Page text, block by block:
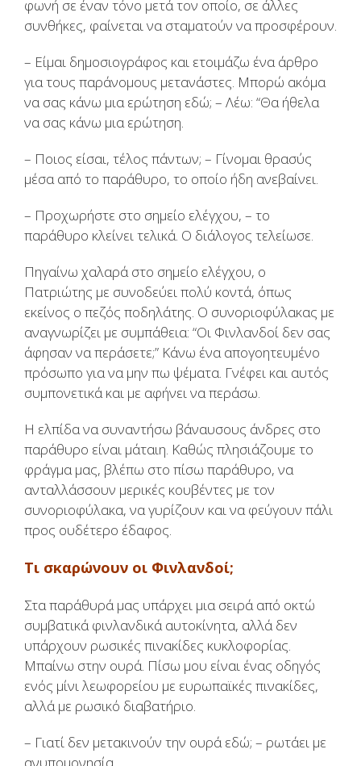
φωνή σε έναν τόνο μετά τον οποίο, σε άλλες
συνθήκες, φαίνεται να σταματούν να προσφέρουν.
– Είμαι δημοσιογράφος και ετοιμάζω ένα άρθρο
για τους παράνομους μετανάστες. Μπορώ ακόμα
να σας κάνω μια ερώτηση εδώ; – Λέω: “Θα ήθελα
να σας κάνω μια ερώτηση.
– Ποιος είσαι, τέλος πάντων; – Γίνομαι θρασύς
μέσα από το παράθυρο, το οποίο ήδη ανεβαίνει.
– Προχωρήστε στο σημείο ελέγχου, – το
παράθυρο κλείνει τελικά. Ο διάλογος τελείωσε.
Πηγαίνω χαλαρά στο σημείο ελέγχου, ο
Πατριώτης με συνοδεύει πολύ κοντά, όπως
εκείνος ο πεζός ποδηλάτης. Ο συνοριοφύλακας με
αναγνωρίζει με συμπάθεια: “Οι Φινλανδοί δεν σας
άφησαν να περάσετε;” Κάνω ένα απογοητευμένο
πρόσωπο για να μην πω ψέματα. Γνέφει και αυτός
συμπονετικά και με αφήνει να περάσω.
Η ελπίδα να συναντήσω βάναυσους άνδρες στο
παράθυρο είναι μάταιη. Καθώς πλησιάζουμε το
φράγμα μας, βλέπω στο πίσω παράθυρο, να
ανταλλάσσουν μερικές κουβέντες με τον
συνοριοφύλακα, να γυρίζουν και να φεύγουν πάλι
προς ουδέτερο έδαφος.
Τι σκαρώνουν οι Φινλανδοί;
Στα παράθυρά μας υπάρχει μια σειρά από οκτώ
συμβατικά φινλανδικά αυτοκίνητα, αλλά δεν
υπάρχουν ρωσικές πινακίδες κυκλοφορίας.
Μπαίνω στην ουρά. Πίσω μου είναι ένας οδηγός
ενός μίνι λεωφορείου με ευρωπαϊκές πινακίδες,
αλλά με ρωσικό διαβατήριο.
– Γιατί δεν μετακινούν την ουρά εδώ; – ρωτάει με
ανυπομονησία.